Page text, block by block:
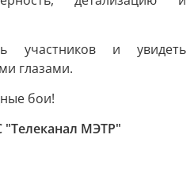
участников и увидеть
глазами.
бои!
МЭТР"